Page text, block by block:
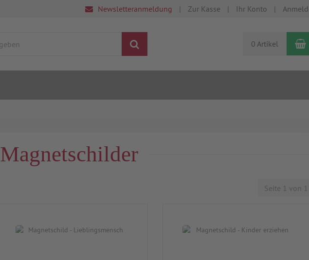
Newsletteranmeldung Zur Kasse Ihr Konto
0 Artikel
Magnetschilder
Seite 1 von 1